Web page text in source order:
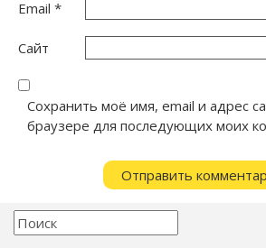
Email *
Сайт
Сохранить моё имя, email и адрес
браузере для последующих моих